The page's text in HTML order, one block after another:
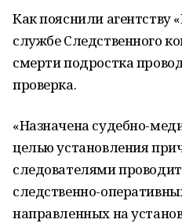
Как пояснили агентству
службе Следственного
смерти подростка
проверка.
«Назначена судебно-
целью установления
следователями
следственно-
направленных на